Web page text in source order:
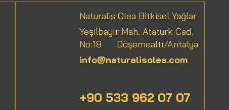
Naturalis Olea Bitkisel Yağlar
Yeşilbayır Mah. Atatürk Cad.
No:18 Döşemealtı/Antalya
info@naturalisolea.com
+90 533 962 07 07